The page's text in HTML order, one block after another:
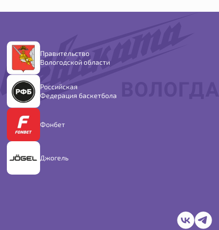
Правительство
Вологодской области
Российская
Федерация баскетбола
Фонбет
Джогель